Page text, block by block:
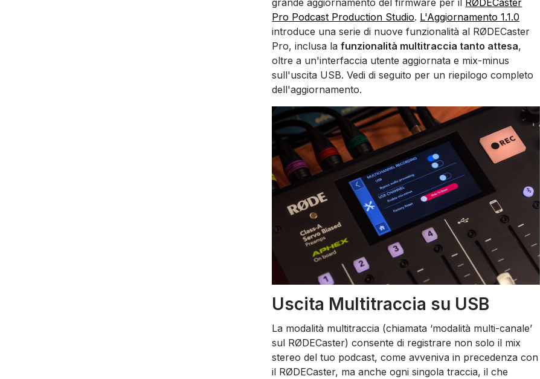
Pro Podcast Production Studio. L'Aggiornamento 1.1.0
introduce una serie di nuove funzionalità al RØDECaster
Pro, inclusa lafunzionalità multitraccia tanto attesa,
oltre a un'interfaccia utente aggiornata e mix-minus
sull'uscita USB. Vedi di seguito per un riepilogo completo
dell'aggiornamento.
Uscita Multitraccia su USB
La modalità multitraccia (chiamata ‘modalità multi-canale’
sul RØDECaster) consente di registrare non solo il mix
stereo del tuo podcast, come avveniva in precedenza con
il RØDECaster, ma anche ogni singola traccia, il che